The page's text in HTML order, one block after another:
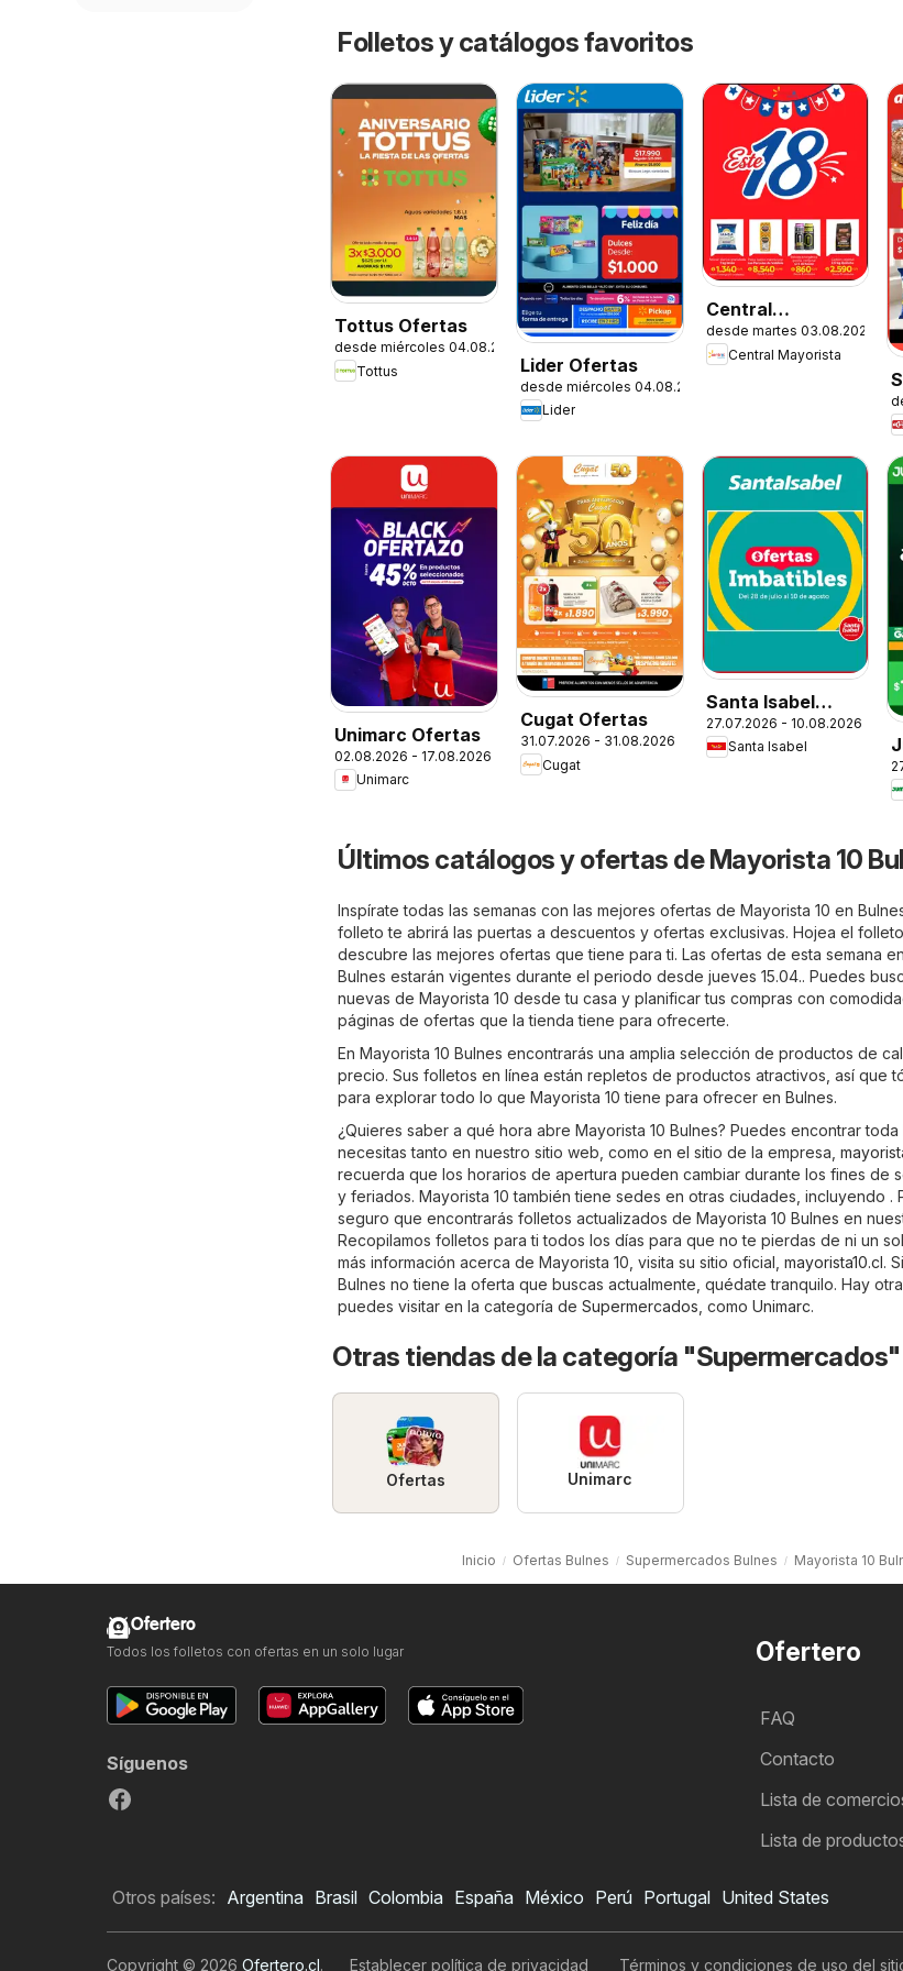
Folletos y catálogos favoritos
Tottus Ofertas
desde miércoles 04.08.2026
Tottus
Lider Ofertas
desde miércoles 04.08.2026
Lider
Central
Mayorista
Ofertas
desde martes 03.08.2026
Central Mayorista
Unimarc Ofertas
02.08.2026 - 17.08.2026
Unimarc
Cugat Ofertas
31.07.2026 - 31.08.2026
Cugat
Santa Isabel
Ofertas
27.07.2026 - 10.08.2026
Santa Isabel
Últimos catálogos y ofertas de Mayorista 10
Inspírate todas las semanas con las mejores ofertas de Mayorista 10 en
folleto te abrirá las puertas a descuentos y ofertas exclusivas. Hojea el
descubre las mejores ofertas que tiene para ti. Las ofertas de esta semana
Bulnes estarán vigentes durante el periodo desde jueves 15.04.. Puedes
nuevas de Mayorista 10 desde tu casa y planificar tus compras con
páginas de ofertas que la tienda tiene para ofrecerte.
En Mayorista 10 Bulnes encontrarás una amplia selección de productos de
precio. Sus folletos en línea están repletos de productos atractivos, así que
para explorar todo lo que Mayorista 10 tiene para ofrecer en Bulnes.
¿Quieres saber a qué hora abre Mayorista 10 Bulnes? Puedes encontrar
necesitas tanto en nuestro sitio web, como en el sitio de la empresa,
recuerda que los horarios de apertura pueden cambiar durante los fines de
y feriados. Mayorista 10 también tiene sedes en otras ciudades, incluyendo .
seguro que encontrarás folletos actualizados de Mayorista 10 Bulnes en
Recopilamos folletos para ti todos los días para que no te pierdas de ni un
más información acerca de Mayorista 10, visita su sitio oficial, mayorista10.cl.
Bulnes no tiene la oferta que buscas actualmente, quédate tranquilo. Hay
puedes visitar en la categoría de Supermercados , como Unimarc.
Otras tiendas de la categoría "Supermercados"
Ofertas Unimarc
Inicio Ofertas Bulnes Supermercados Bulnes Mayorista 10
Ofertero
FAQ
Contacto
Lista de
Lista de
Ofertero
Todos los folletos con ofertas en un solo lugar
Síguenos
Otros países: Argentina Brasil Colombia España México Perú Portugal United States
Copyright © 2026 Ofertero.cl. Establecer política de privacidad Términos y condiciones de uso del